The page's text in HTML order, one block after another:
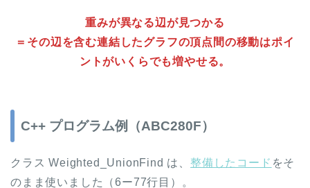
重みが異なる辺が見つかる
＝その辺を含む連結したグラフの頂点間の移動はポイ
ントがいくらでも増やせる。
C++ プログラム例（ABC280F）
クラス Weighted_UnionFind は、整備したコード をそ
のまま使いました（6ー77行目）。